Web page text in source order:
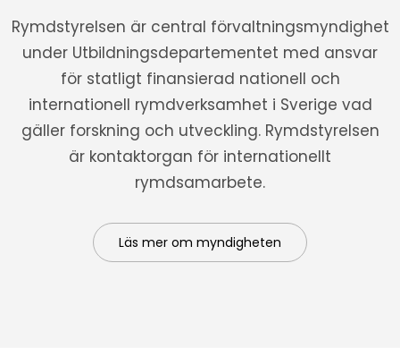
Rymdstyrelsen är central förvaltningsmyndighet
under Utbildningsdepartementet med ansvar
för statligt finansierad nationell och
internationell rymdverksamhet i Sverige vad
gäller forskning och utveckling. Rymdstyrelsen
är kontaktorgan för internationellt
rymdsamarbete.
Läs mer om myndigheten